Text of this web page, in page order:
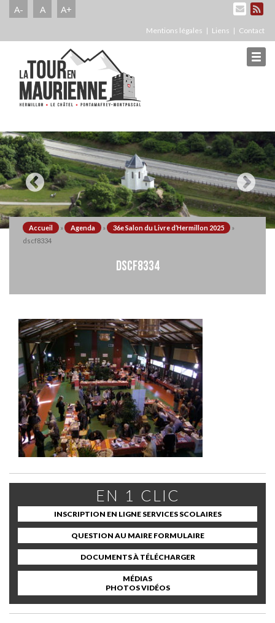
A- A A+
Mentions légales Liens Contact
Accueil » Agenda » 36e Salon du Livre d’Hermillon 2025
»
dscf8334
DSCF8334
EN 1 CLIC
INSCRIPTION EN LIGNE SERVICES SCOLAIRES
QUESTION AU MAIRE FORMULAIRE
DOCUMENTS À TÉLÉCHARGER
MÉDIAS
PHOTOS VIDÉOS